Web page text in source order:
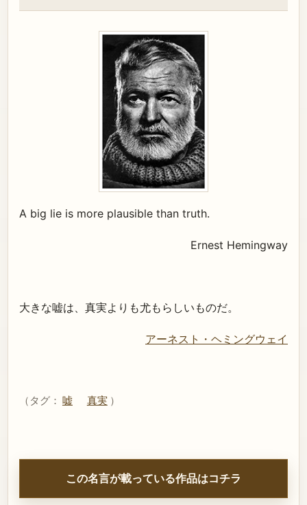
A big lie is more plausible than truth.
Ernest Hemingway
大きな嘘は、真実よりも尤もらしいものだ。
アーネスト・ヘミングウェイ
（タグ： 嘘 真実 ）
この名言が載っている作品はコチラ